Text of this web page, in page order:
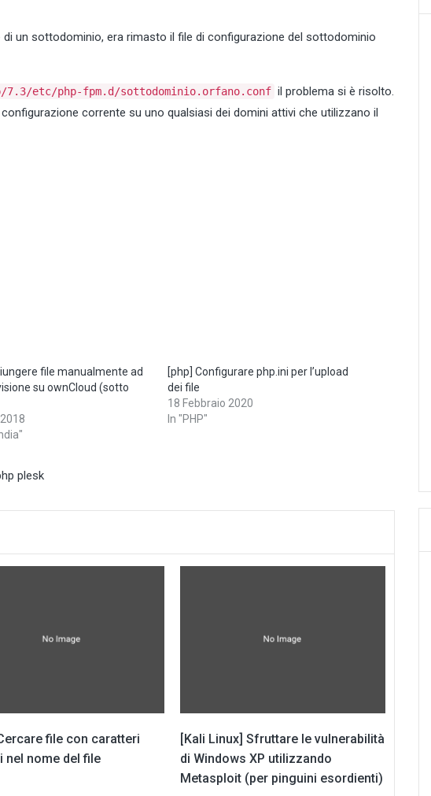
un sottodominio, era rimasto il file di configurazione del sottodominio
7.3/etc/php-fpm.d/sottodominio.orfano.conf il problema si è risolto.
corrente su uno qualsiasi dei domini attivi che utilizzano il
file manualmente ad
su ownCloud (sotto
[php] Configurare php.ini per l’upload
dei file
18 Febbraio 2020
In "PHP"
plesk
file con caratteri
nel nome del file
[Kali Linux] Sfruttare le vulnerabilità
di Windows XP utilizzando
Metasploit (per pinguini esordienti)